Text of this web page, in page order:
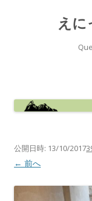
え
公開日時: 13/10/2017
← 前へ